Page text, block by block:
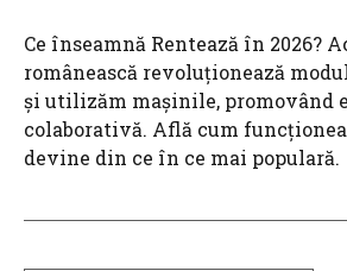
Ce înseamnă Rentează în 2026?
românească revoluționează
și utilizăm mașinile, promovând
colaborativă. Află cum
devine din ce în ce mai populară.